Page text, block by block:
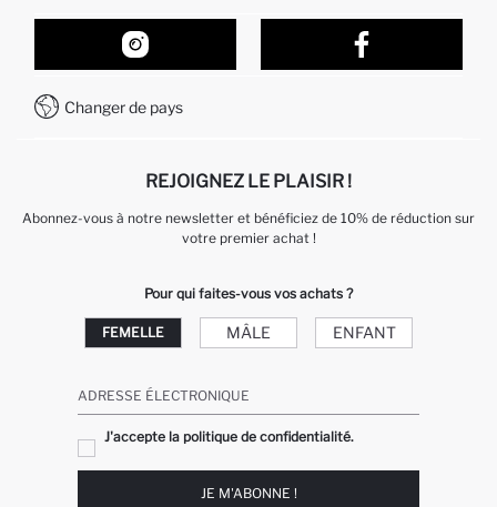
Suivi de la Commande
Comment acheter sur DeFacto ?
Comment payer sur DeFacto?
Nos Magasins
Formulaire de contact
Service Client +212 525 076 633
Changer de pays
REJOIGNEZ LE PLAISIR !
Abonnez-vous à notre newsletter et bénéficiez de 10% de réduction sur
votre premier achat !
Pour qui faites-vous vos achats ?
FEMELLE MÂLE ENFANT
ADRESSE ÉLECTRONIQUE
J'accepte la politique de confidentialité.
JE M'ABONNE !